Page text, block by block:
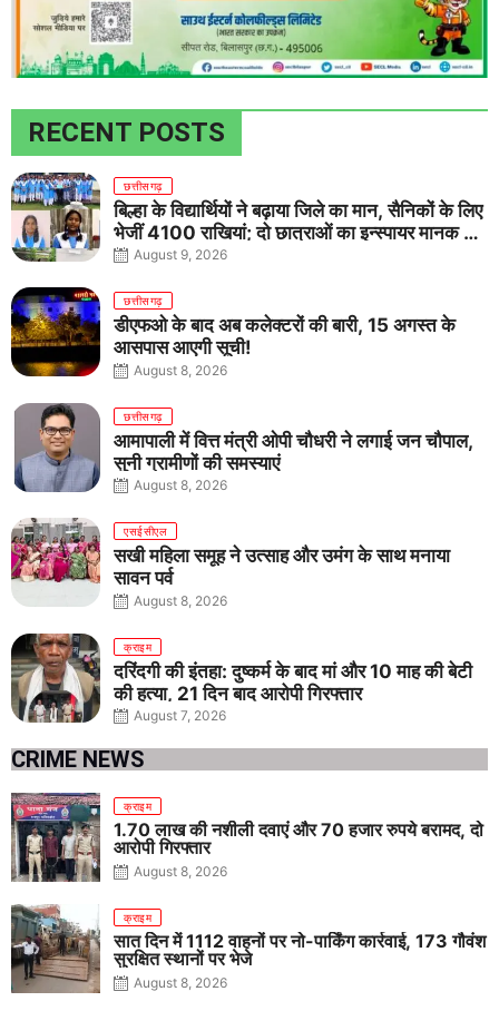
RECENT POSTS
छत्तीसगढ़
बिल्हा के विद्यार्थियों ने बढ़ाया जिले का मान, सैनिकों के लिए
भेजीं 4100 राखियां; दो छात्राओं का इन्स्पायर मानक में
राष्ट्रीय चयन
August 9, 2026
छत्तीसगढ़
डीएफओ के बाद अब कलेक्टरों की बारी, 15 अगस्त के
आसपास आएगी सूची!
August 8, 2026
छत्तीसगढ़
आमापाली में वित्त मंत्री ओपी चौधरी ने लगाई जन चौपाल,
सुनी ग्रामीणों की समस्याएं
August 8, 2026
एसईसीएल
सखी महिला समूह ने उत्साह और उमंग के साथ मनाया
सावन पर्व
August 8, 2026
क्राइम
दरिंदगी की इंतहा: दुष्कर्म के बाद मां और 10 माह की बेटी
की हत्या, 21 दिन बाद आरोपी गिरफ्तार
August 7, 2026
CRIME NEWS
क्राइम
1.70 लाख की नशीली दवाएं और 70 हजार रुपये बरामद, दो
आरोपी गिरफ्तार
August 8, 2026
क्राइम
सात दिन में 1112 वाहनों पर नो-पार्किंग कार्रवाई, 173 गौवंश
सुरक्षित स्थानों पर भेजे
August 8, 2026